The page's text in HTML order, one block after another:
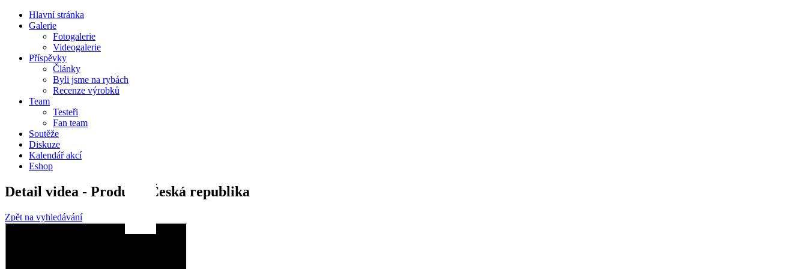
Hlavní stránka
Galerie
Fotogalerie
Videogalerie
Příspěvky
Články
Byli jsme na rybách
Recenze výrobků
Team
Testeři
Fan team
Soutěže
Diskuze
Kalendář akcí
Eshop
Detail videa - Produkt, Česká republika
Zpět na vyhledávání